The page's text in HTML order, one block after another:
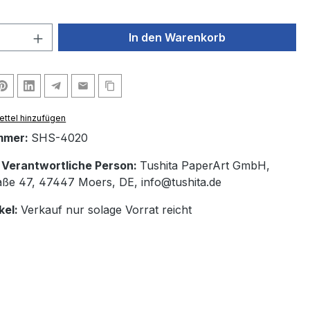
Anzahl: Gib den gewünschten Wert
In den Warenkorb
hinzufügen
SHS-4020
Person: Tushita PaperArt GmbH,
47, 47447 Moers, DE, info@tushita.de
Verkauf nur solage Vorrat reicht